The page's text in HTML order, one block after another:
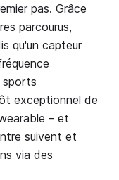
pas. Grâce
parcourus,
qu'un capteur
sports
exceptionnel de
– et
suivent et
via des